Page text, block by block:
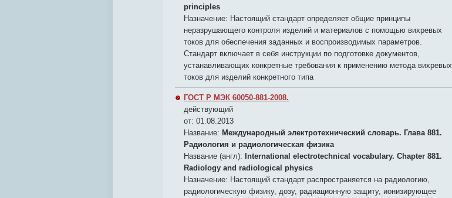
principles
Назначение: Настоящий стандарт определяет общие принципы
неразрушающего контроля изделий и материалов с помощью вихревых
токов для обеспечения заданных и воспроизводимых параметров.
Стандарт включает в себя инструкции по подготовке документов,
устанавливающих конкретные требования к применению метода вихревых
токов для изделий конкретного типа
ГОСТ Р МЭК 60050-881-2008.
действующий
от: 01.08.2013
Название: Международный электротехнический словарь. Глава 881.
Радиология и радиологическая физика
Название (англ):
International еlectrotechnical vocabulary. Chapter 881.
Radiology and radiological physics
Назначение: Настоящий стандарт распространяется на радиологию,
радиологическую физику, дозу, радиационную защиту, ионизирующее